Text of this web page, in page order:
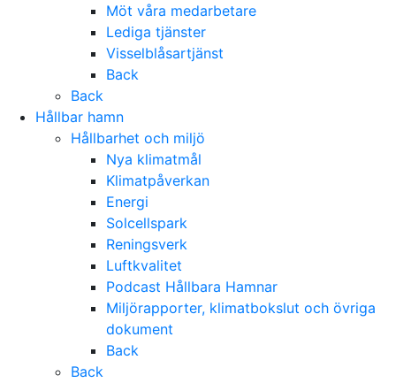
Möt våra medarbetare
Lediga tjänster
Visselblåsartjänst
Back
Back
Hållbar hamn
Hållbarhet och miljö
Nya klimatmål
Klimatpåverkan
Energi
Solcellspark
Reningsverk
Luftkvalitet
Podcast Hållbara Hamnar
Miljörapporter, klimatbokslut och övriga
dokument
Back
Back